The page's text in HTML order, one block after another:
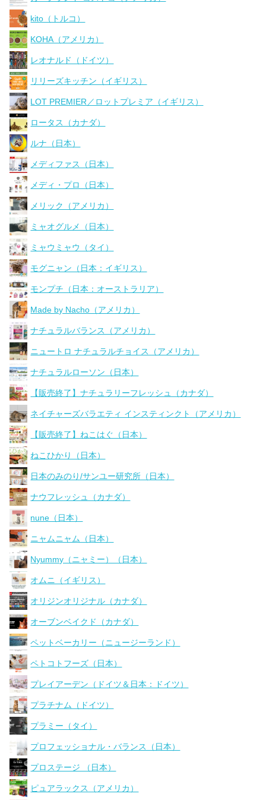
kito（トルコ）
KOHA（アメリカ）
レオナルド（ドイツ）
リリーズキッチン（イギリス）
LOT PREMIER／ロットプレミア（イギリス）
ロータス（カナダ）
ルナ（日本）
メディファス（日本）
メディ・プロ（日本）
メリック（アメリカ）
ミャオグルメ（日本）
ミャウミャウ（タイ）
モグニャン（日本：イギリス）
モンプチ（日本：オーストラリア）
Made by Nacho（アメリカ）
ナチュラルバランス（アメリカ）
ニュートロ ナチュラルチョイス（アメリカ）
ナチュラルローソン（日本）
【販売終了】ナチュラリーフレッシュ（カナダ）
ネイチャーズバラエティ インスティンクト（アメリカ）
【販売終了】ねこはぐ（日本）
ねこひかり（日本）
日本のみのり/サンユー研究所（日本）
ナウフレッシュ（カナダ）
nune（日本）
ニャムニャム（日本）
Nyummy（ニャミー）（日本）
オムニ（イギリス）
オリジンオリジナル（カナダ）
オーブンベイクド（カナダ）
ペットベーカリー（ニュージーランド）
ペトコトフーズ（日本）
プレイアーデン（ドイツ＆日本：ドイツ）
プラチナム（ドイツ）
プラミー（タイ）
プロフェッショナル・バランス（日本）
プロステージ （日本）
ピュアラックス（アメリカ）